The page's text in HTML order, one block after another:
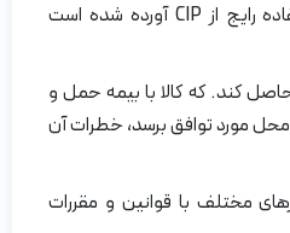
در اینجا برخی از موارد استفاده رایج از CIP آورده شده است
کند. که کالا با بیمه حمل و
مورد توافق برسد، خطرات آن
مختلف با قوانین و مقررات